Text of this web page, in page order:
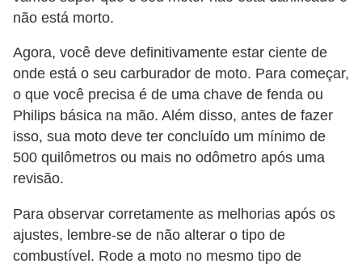
não está morto.
Agora, você deve definitivamente estar ciente de
onde está o seu carburador de moto. Para começar,
o que você precisa é de uma chave de fenda ou
Philips básica na mão. Além disso, antes de fazer
isso, sua moto deve ter concluído um mínimo de
500 quilômetros ou mais no odômetro após uma
revisão.
Para observar corretamente as melhorias após os
ajustes, lembre-se de não alterar o tipo de
combustível. Rode a moto no mesmo tipo de